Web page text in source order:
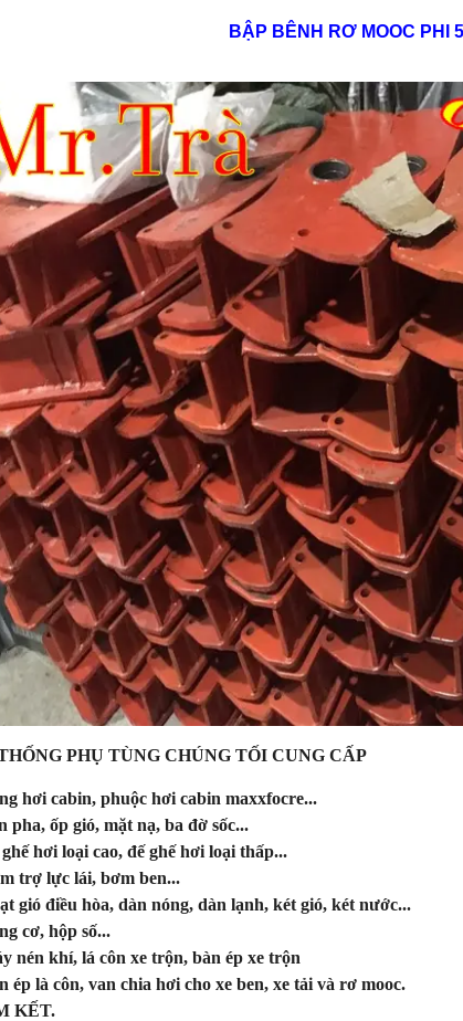
hơi sau cabin chenglong
(24/7): 0976.760.892
LÁ CÔN HYUNDAI COUNTY BẢN
RĂNG ÓC 35MM CHÍNH
Hotline (24/7):
BẬP BÊNH RƠ MOOC PHI
PHỤ TÙNG CHÚNG TỐI CUNG CẤP
hơi cabin, phuộc hơi cabin maxxfocre...
pha, ốp gió, mặt nạ, ba đờ sốc...
hơi loại cao, đế ghế hơi loại thấp...
trợ lực lái, bơm ben...
gió điều hòa, dàn nóng, dàn lạnh, két gió, két nước...
cơ, hộp số...
nén khí, lá côn xe trộn, bàn ép xe trộn
ép là côn, van chia hơi cho xe ben, xe tải và rơ mooc.
KẾT.